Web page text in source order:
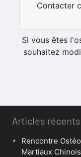
Contacter
Si vous êtes
souhaitez
Articles récents
Rencontre
Martiaux Chinois